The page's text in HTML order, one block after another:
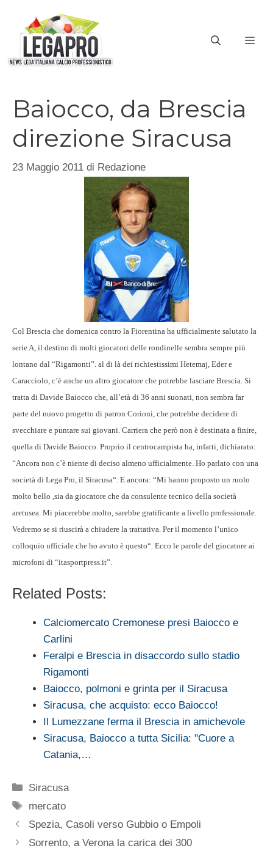
contenuto
Baiocco, da Brescia
direzione Siracusa
23 Maggio 2011 di Redazione
Col Brescia che domenica contro la Fiorentina ha ufficialmente salutato la
serie A, il destino di molti giocatori delle rondinelle sembra sempre più
lontano dal “Rigamonti”. al di là dei richiestissimi Hetemaj, Eder e
Caracciolo, c’è anche un altro giocatore che potrebbe lasciare Brescia. Si
tratta di Davide Baiocco che, all’età di 36 anni suonati, non sembra far
parte del nuovo progetto di patron Corioni, che potrebbe decidere di
svecchiare e puntare sui giovani. Carriera che però non è destinata a finire,
quella di Davide Baiocco. Proprio il centrocampista ha, infatti, dichiarato:
“Ancora non c’è niente di deciso almeno ufficialmente. Ho parlato con una
società di Lega Pro, il Siracusa“. E ancora: “Mi hanno proposto un ruolo
molto bello ,sia da giocatore che da consulente tecnico della società
aretusea. Mi piacerebbe molto, sarebbe gratificante a livello professionale.
Vedremo se si riuscirà a chiudere la trattativa. Per il momento l’unico
colloquio ufficiale che ho avuto è questo“. Ecco le parole del giocatore ai
microfoni di “itasportpress.it”.
Related Posts:
Calciomercato Cremonese presi Baiocco e
Carlini
Feralpi e Brescia in disaccordo sullo stadio
Rigamonti
Baiocco, polmoni e grinta per il Siracusa
Siracusa, che acquisto: ecco Baiocco!
Il Lumezzane ferma il Brescia in amichevole
Siracusa, Baiocco a tutta Sicilia: "Cuore a
Catania,…
Categorie
Siracusa
Tag
mercato
Spezia, Casoli verso Gubbio o Empoli
Sorrento, a Verona la carica dei 300